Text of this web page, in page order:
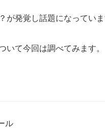
が発覚し話題になっていま
いて今回は調べてみます。
ル